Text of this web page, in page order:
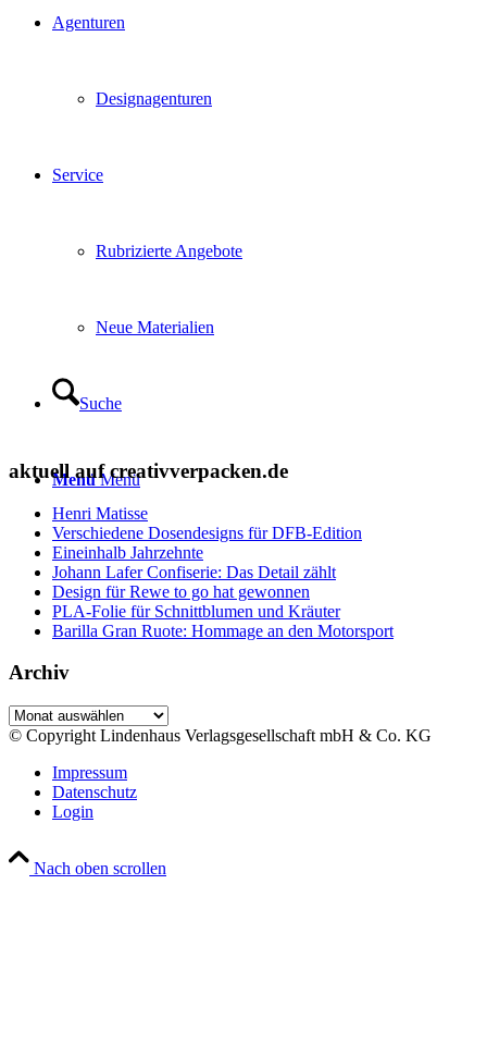
Agenturen
Designagenturen
Service
Rubrizierte Angebote
Neue Materialien
Suche
Menü Menü
aktuell auf creativverpacken.de
Henri Matisse
Verschiedene Dosendesigns für DFB-Edition
Eineinhalb Jahrzehnte
Johann Lafer Confiserie: Das Detail zählt
Design für Rewe to go hat gewonnen
PLA-Folie für Schnittblumen und Kräuter
Barilla Gran Ruote: Hommage an den Motorsport
Archiv
Archiv
© Copyright Lindenhaus Verlagsgesellschaft mbH & Co. KG
Impressum
Datenschutz
Login
Nach oben scrollen